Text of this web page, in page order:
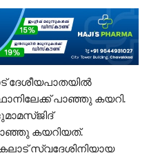
ദേശീയപാതയിൽ
പാഞ്ഞു കയറി.
കയറിയത്.
സ്വദേശിനിയായ